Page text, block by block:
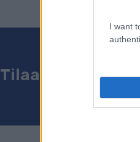
I want
Tilaa